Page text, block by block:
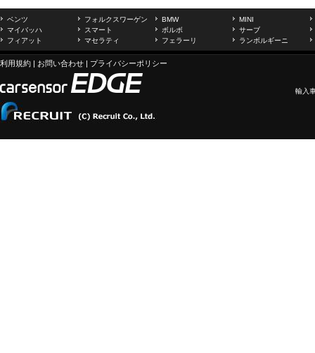
ベンツ フォルクスワーゲン BMW
MINI
マイバッハ
スマート ボルボ
サーブ
フィアット
マセラティ フェラーリ ランボルギーニ
利用規約 | お問い合わせ | プライバシーポリシー
輸入